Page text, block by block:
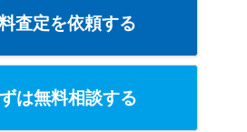
査定を依頼する
は無料相談する